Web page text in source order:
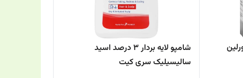
شامپو لایه بردار 3 درصد اسید
سالیسیلیک سری کیت